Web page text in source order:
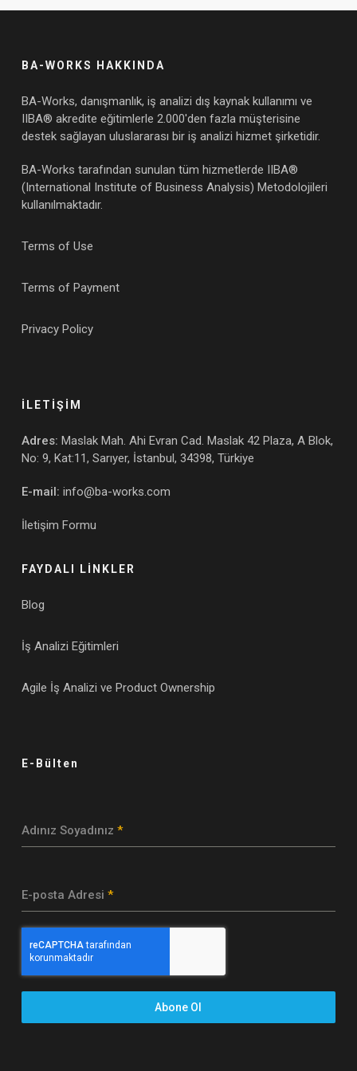
BA-WORKS HAKKINDA
BA-Works, danışmanlık, iş analizi dış kaynak kullanımı ve
IIBA® akredite eğitimlerle 2.000'den fazla müşterisine
destek sağlayan uluslararası bir iş analizi hizmet şirketidir.
BA-Works tarafından sunulan tüm hizmetlerde IIBA®
(International Institute of Business Analysis) Metodolojileri
kullanılmaktadır.
Terms of Use
Terms of Payment
Privacy Policy
İLETİŞİM
Adres: Maslak Mah. Ahi Evran Cad. Maslak 42 Plaza, A Blok,
No: 9, Kat:11, Sarıyer, İstanbul, 34398, Türkiye
E-mail: info@ba-works.com
İletişim Formu
FAYDALI LİNKLER
Blog
İş Analizi Eğitimleri
Agile İş Analizi ve Product Ownership
E-Bülten
Adınız Soyadınız *
E-posta Adresi *
Abone Ol